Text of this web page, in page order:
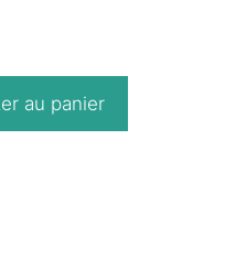
au panier